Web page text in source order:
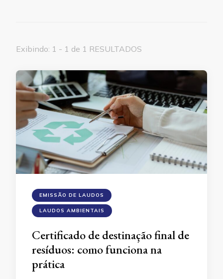
Exibindo: 1 - 1 de 1 RESULTADOS
EMISSÃO DE LAUDOS
LAUDOS AMBIENTAIS
Certificado de destinação final de
resíduos: como funciona na
prática